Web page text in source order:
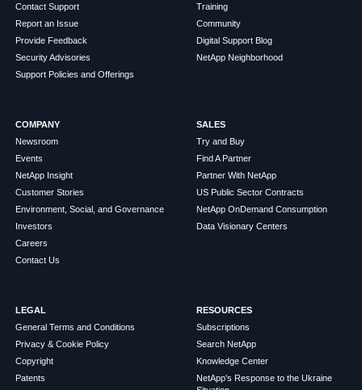
Contact Support
Report an Issue
Provide Feedback
Security Advisories
Support Policies and Offerings
Training
Community
Digital Support Blog
NetApp Neighborhood
COMPANY
Newsroom
Events
NetApp Insight
Customer Stories
Environment, Social, and Governance
Investors
Careers
Contact Us
SALES
Try and Buy
Find A Partner
Partner With NetApp
US Public Sector Contracts
NetApp OnDemand Consumption
Data Visionary Centers
LEGAL
General Terms and Conditions
Privacy & Cookie Policy
Copyright
Patents
RESOURCES
Subscriptions
Search NetApp
Knowledge Center
NetApp's Response to the Ukraine